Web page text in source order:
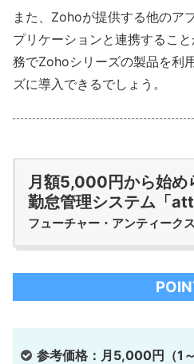
また、Zohoが提供する他のア
プリケーションと連携するこ
務でZohoシリーズの製品を利
ズに導入できるでしょう。
月額5,000円から始め
勤怠管理システム「
フューチャー・アンティーク
参考価格：月5,000円（1